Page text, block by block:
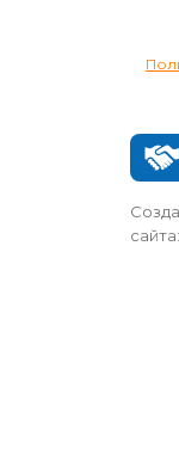
сайта: